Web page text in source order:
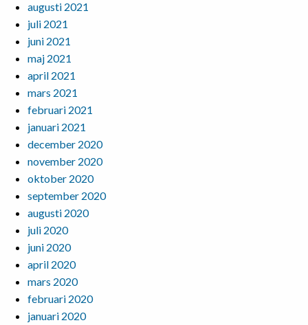
augusti 2021
juli 2021
juni 2021
maj 2021
april 2021
mars 2021
februari 2021
januari 2021
december 2020
november 2020
oktober 2020
september 2020
augusti 2020
juli 2020
juni 2020
april 2020
mars 2020
februari 2020
januari 2020